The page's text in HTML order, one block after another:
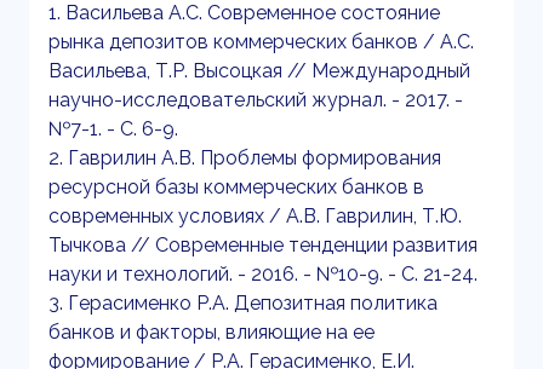
1. Васильева А.С. Современное состояние
рынка депозитов коммерческих банков / А.С.
Васильева, Т.Р. Высоцкая // Международный
научно-исследовательский журнал. - 2017. -
№7-1. - С. 6-9.
2. Гаврилин А.В. Проблемы формирования
ресурсной базы коммерческих банков в
современных условиях / А.В. Гаврилин, Т.Ю.
Тычкова // Современные тенденции развития
науки и технологий. - 2016. - №10-9. - С. 21-24.
3. Герасименко Р.А. Депозитная политика
банков и факторы, влияющие на ее
формирование / Р.А. Герасименко, Е.И.